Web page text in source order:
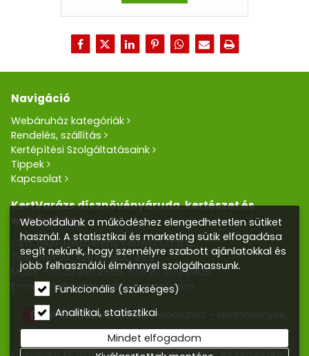
Navigáció
Webáruház kategóriák
Rendelés, szállítás
Kertépítési Szolgáltatásaink
Tippek
Kapcsolat
KertVarázs dísznövényáruda, kertészet és
webáruház
Cím: 5100 Jászberény Kertész utca 5.
Telefon/Fax: +36 57 400 455
Mobil:+36 30 390 2856,+36 20 405 0405
E-mail:kertvarazs.online@gmail.com
Kertvarázs Kertészeti webáruház - dísznövények,
kerti tó, öntözőrendszerek
Weboldalunk a működéshez elengedhetetlen sütiket
használ. A statisztikai és marketing sütik elfogadása
segít nekünk, hogy személyre szabott ajánlatokkal és
jobb felhasználói élménnyel szolgálhassunk.
Funkcionális (szükséges)
Analitikai, statisztikai
Mindet elfogadom